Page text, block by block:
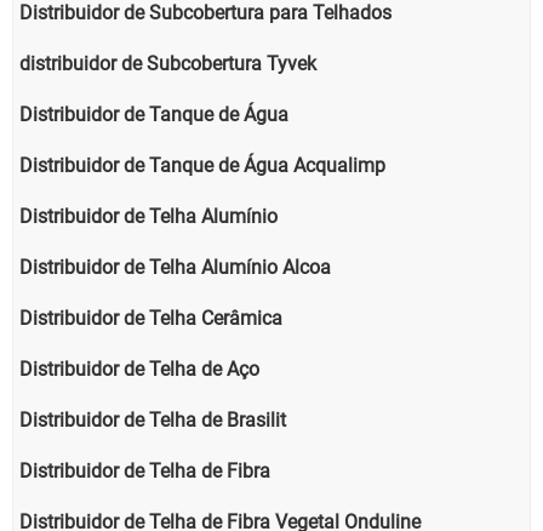
Distribuidor de Subcobertura para Telhados
distribuidor de Subcobertura Tyvek
Distribuidor de Tanque de Água
Distribuidor de Tanque de Água Acqualimp
Distribuidor de Telha Alumínio
Distribuidor de Telha Alumínio Alcoa
Distribuidor de Telha Cerâmica
Distribuidor de Telha de Aço
Distribuidor de Telha de Brasilit
Distribuidor de Telha de Fibra
Distribuidor de Telha de Fibra Vegetal Onduline